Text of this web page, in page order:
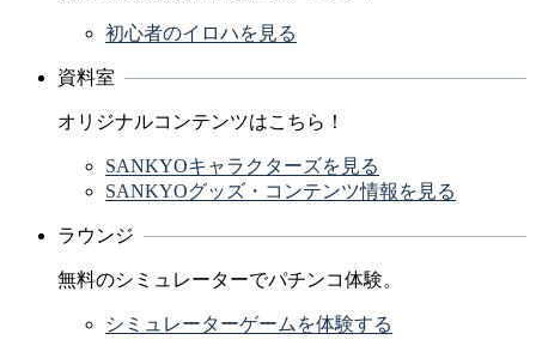
初心者のイロハを見る
資料室
オリジナルコンテンツはこちら！
SANKYOキャラクターズを見る
SANKYOグッズ・コンテンツ情報を見る
ラウンジ
無料のシミュレーターでパチンコ体験。
シミュレーターゲームを体験する